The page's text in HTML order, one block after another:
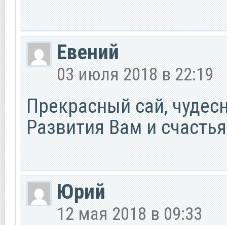
Евений
03 июля 2018 в 22:19
Прекрасный сай,
Развития Вам и
Юрий
12 мая 2018 в 09:33